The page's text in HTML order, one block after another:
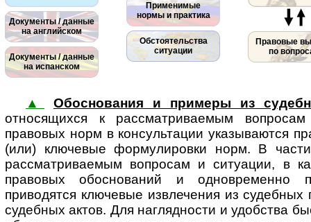
Документы / данные
на английском
Документы / данные
на испанском
Применимые
нормы и практика
Обстоятельства
ситуации
Правовые
по
▲
Обоснования и примеры из
относящихся к рассматриваемым
правовых норм в консультации указываются
(или) ключевые формулировки норм. В
рассматриваемым во­п­ро­сам и ситуации, в
правовых обоснований и одновременно
приводятся клю­че­вые извлечения из судебных
судебных актов. Для наглядности и удобства